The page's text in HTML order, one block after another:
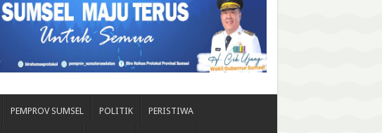
PEMPROV SUMSEL POLITIK PERISTIWA